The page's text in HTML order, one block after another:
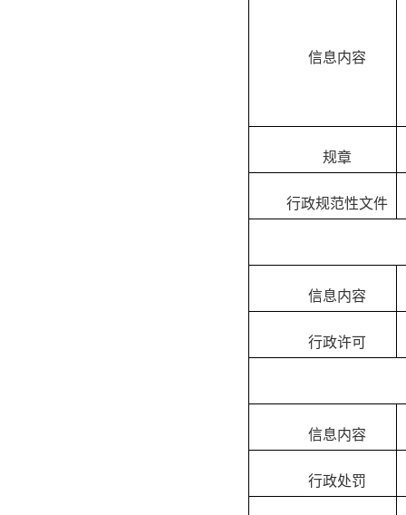
信息内容
规章
行政规范性文件
信息内容
行政许可
信息内容
行政处罚